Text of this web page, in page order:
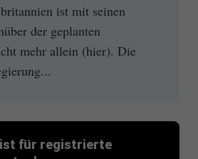
ist mit seinen
der geplanten
mehr allein (hier). Die
für registrierte